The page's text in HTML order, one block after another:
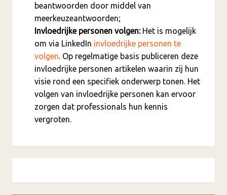
beantwoorden door middel van
meerkeuzeantwoorden;
Invloedrijke personen volgen:Het is mogelijk
om via LinkedIn invloedrijke personen te
volgen . Op regelmatige basis publiceren deze
invloedrijke personen artikelen waarin zij hun
visie rond een specifiek onderwerp tonen. Het
volgen van invloedrijke personen kan ervoor
zorgen dat professionals hun kennis
vergroten.